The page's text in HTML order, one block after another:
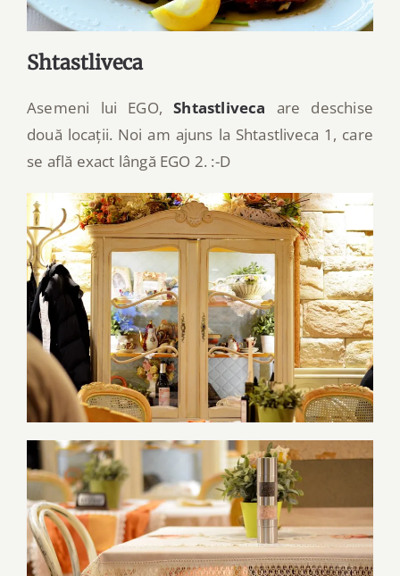
Shtastliveca
Asemeni lui EGO,Shtastliveca are deschise
două locații. Noi am ajuns la Shtastliveca 1, care
se află exact lângă EGO 2. :-D